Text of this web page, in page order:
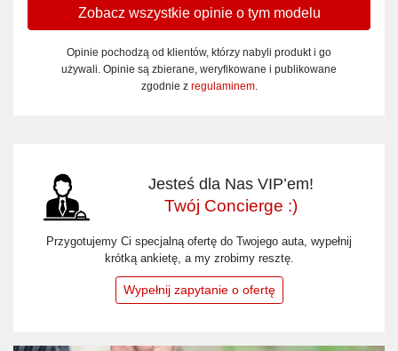
Zobacz wszystkie opinie o tym modelu
Opinie pochodzą od klientów, którzy nabyli produkt i go
używali. Opinie są zbierane, weryfikowane i publikowane
zgodnie z regulaminem.
Jesteś dla Nas VIP’em!
Twój Concierge :)
Przygotujemy Ci specjalną ofertę do Twojego auta, wypełnij
krótką ankietę, a my zrobimy resztę.
Wypełnij zapytanie o ofertę